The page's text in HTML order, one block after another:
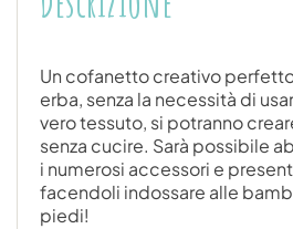
Un cofanetto creativo
erba, senza la necessità di
vero tessuto, si potranno
senza cucire. Sarà possibile
i numerosi accessori e
facendoli indossare alle
piedi!